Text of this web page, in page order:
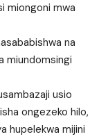
miongoni mwa
na
miundomsingi
usio
ongezeko hilo,
hupelekwa mijini